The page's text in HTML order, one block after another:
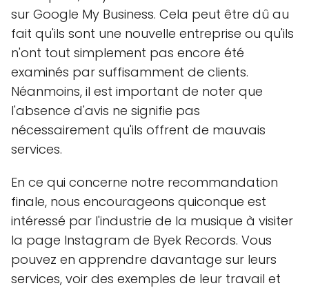
sur Google My Business. Cela peut être dû au
fait qu'ils sont une nouvelle entreprise ou qu'ils
n'ont tout simplement pas encore été
examinés par suffisamment de clients.
Néanmoins, il est important de noter que
l'absence d'avis ne signifie pas
nécessairement qu'ils offrent de mauvais
services.
En ce qui concerne notre recommandation
finale, nous encourageons quiconque est
intéressé par l'industrie de la musique à visiter
la page Instagram de Byek Records. Vous
pouvez en apprendre davantage sur leurs
services, voir des exemples de leur travail et